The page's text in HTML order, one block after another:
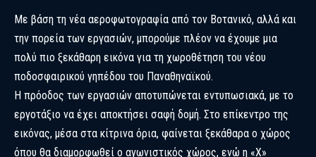
Με βάση τη νέα αεροφωτογραφία από τον Βοτανικό, αλλά και
την πορεία των εργασιών, μπορούμε πλέον να έχουμε μια
πολύ πιο ξεκάθαρη εικόνα για τη χωροθέτηση του νέου
ποδοσφαιρικού γηπέδου του Παναθηναϊκού.
Η πρόοδος των εργασιών αποτυπώνεται εντυπωσιακά, με το
εργοτάξιο να έχει αποκτήσει σαφή δομή. Στο επίκεντρο της
εικόνας, μέσα στα κίτρινα όρια, φαίνεται ξεκάθαρα ο χώρος
όπου θα διαμορφωθεί ο αγωνιστικός χώρος, ενώ η «Χ»